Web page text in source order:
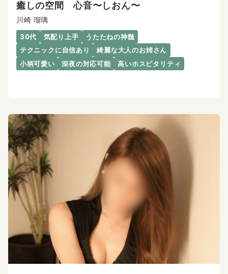
癒しの空間 心音〜しおん〜
川崎 瑠璃
30代 気配り上手
うたたねの神髄
テクニックに自信あり
綺麗な大人のお姉さん
小柄可愛い
深夜の対応可能 高いホスピタリティ